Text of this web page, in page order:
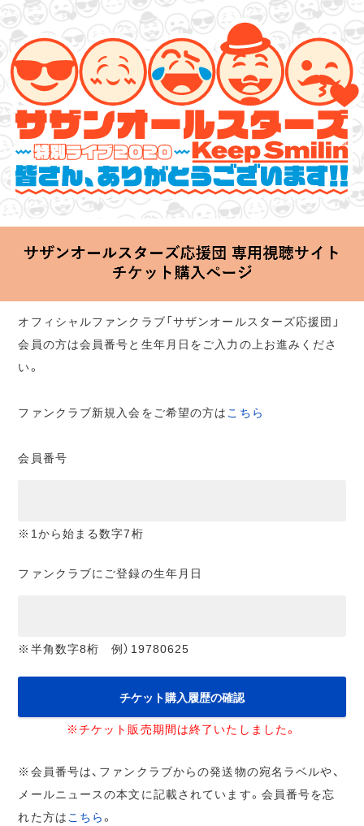
サザンオールスターズ 特別ライブ 2020
「Keep Smilin’～皆さん、ありがとうございます!!～」
2020.06.25 Thu 20:00 Start at 横浜アリーナ
オフィシャルファンクラブ「サザンオールスターズ応援団」
会員の方は会員番号と生年月日をご入力の上お進みくださ
い。
ファンクラブ新規入会をご希望の方は こちら
会員番号
※1から始まる数字7桁
ファンクラブにご登録の生年月日
※半角数字8桁 例）19780625
チケット購入履歴の確認
※チケット販売期間は終了いたしました。
※会員番号は、ファンクラブからの発送物の宛名ラベルや、
メールニュースの本文に記載されています。会員番号を忘
れた方は こちら。